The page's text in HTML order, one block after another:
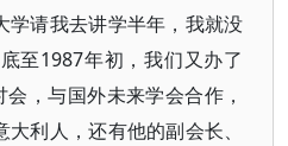
学请我去讲学半年，我就没
至1987年初，我们又办了
，与国外未来学会合作，
利人，还有他的副会长、